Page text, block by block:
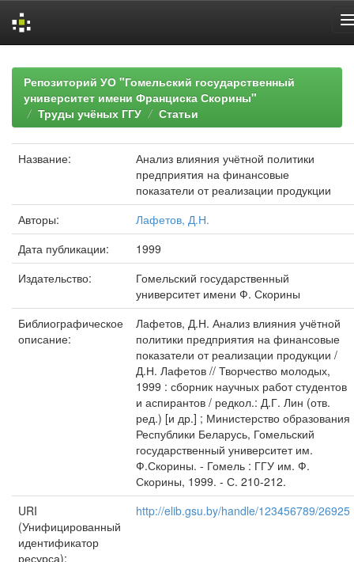
navigationРепозиторий УО "Гомельский государственный
университет имени Франциска Скорины"
Труды учёных ГГУ
Статьи
Название:
Анализ влияния учётной политики
предприятия на финансовые
показатели от реализации продукции
Авторы:
Лафетов, Д.Н.
Дата публикации:
1999
Издательство:
Гомельский государственный
университет имени Ф. Скорины
Библиографическое
описание:
Лафетов, Д.Н. Анализ влияния учётной
политики предприятия на финансовые
показатели от реализации продукции /
Д.Н. Лафетов // Творчество молодых,
1999 : сборник научных работ студентов
и аспирантов / редкол.: Д.Г. Лин (отв.
ред.) [и др.] ; Министерство образования
Республики Беларусь, Гомельский
государственный университет им.
Ф.Скорины. - Гомель : ГГУ им. Ф.
Скорины, 1999. - С. 210-212.
URI
(Унифицированный
идентификатор
ресурса):
http://elib.gsu.by/handle/123456789/26925